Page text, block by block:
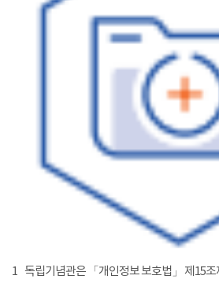
1 독립기념관은 「개인정보 보호법」 제15조